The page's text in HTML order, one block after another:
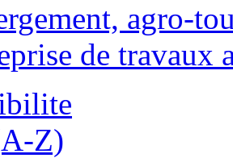
agro-
de travaux
Z)